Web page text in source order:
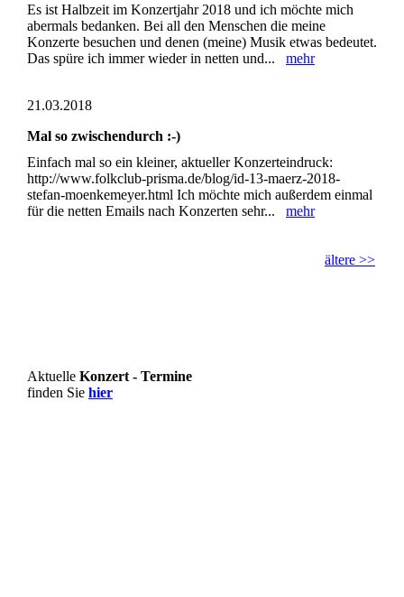
Es ist Halbzeit im Konzertjahr 2018 und ich möchte mich
abermals bedanken. Bei all den Menschen die meine
Konzerte besuchen und denen (meine) Musik etwas bedeutet.
Das spüre ich immer wieder in netten und... mehr
21.03.2018
Mal so zwischendurch :-)
Einfach mal so ein kleiner, aktueller Konzerteindruck:
http://www.folkclub-prisma.de/blog/id-13-maerz-2018-
stefan-moenkemeyer.html Ich möchte mich außerdem einmal
für die netten Emails nach Konzerten sehr... mehr
ältere >>
Aktuelle Konzert - Termine
finden Sie hier